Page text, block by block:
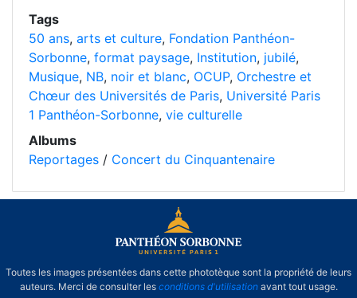
Tags
50 ans, arts et culture, Fondation Panthéon-
Sorbonne, format paysage, Institution, jubilé,
Musique, NB, noir et blanc, OCUP, Orchestre et
Chœur des Universités de Paris, Université Paris
1 Panthéon-Sorbonne, vie culturelle
Albums
Reportages / Concert du Cinquantenaire
Toutes les images présentées dans cette phototèque sont la propriété de leurs
auteurs. Merci de consulter les conditions d'utilisationavant tout usage.